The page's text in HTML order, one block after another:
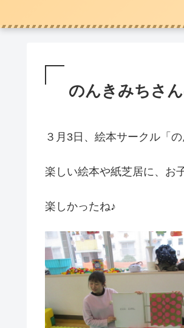
のんきみちさ
３月3日、絵本サークル「
楽しい絵本や紙芝居に、お
楽しかったね♪